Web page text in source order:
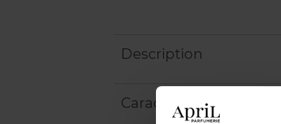
Description
Caractéristiques